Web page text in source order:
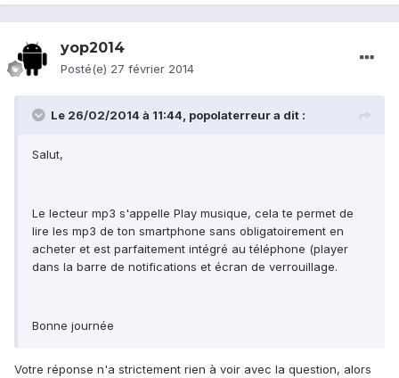
yop2014
Posté(e) 27 février 2014
Le 26/02/2014 à 11:44, popolaterreur a dit :
Salut,
Le lecteur mp3 s'appelle Play musique, cela te permet de
lire les mp3 de ton smartphone sans obligatoirement en
acheter et est parfaitement intégré au téléphone (player
dans la barre de notifications et écran de verrouillage.
Bonne journée
Votre réponse n'a strictement rien à voir avec la question, alors